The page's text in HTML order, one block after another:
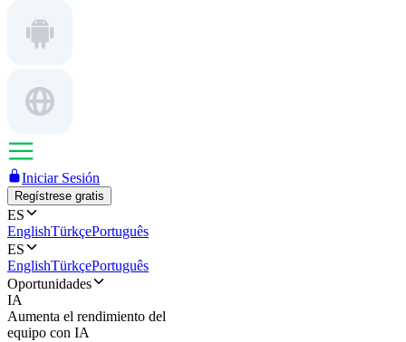
Iniciar Sesión
Regístrese gratis
ES
EnglishTürkçePortuguês
ES
EnglishTürkçePortuguês
Oportunidades
IA
Aumenta el rendimiento del
equipo con IA